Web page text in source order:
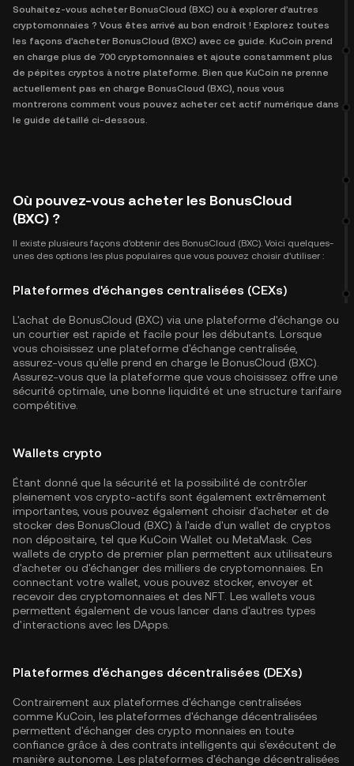
Souhaitez-vous acheter BonusCloud (BXC) ou à explorer d'autres
cryptomonnaies ? Vous êtes arrivé au bon endroit ! Explorez toutes
les façons d'acheter BonusCloud (BXC) avec ce guide. KuCoin prend
en charge plus de 700 cryptomonnaies et ajoute constamment plus
de pépites cryptos à notre plateforme. Bien que KuCoin ne prenne
actuellement pas en charge BonusCloud (BXC), nous vous
montrerons comment vous pouvez acheter cet actif numérique dans
le guide détaillé ci-dessous.
Où pouvez-vous acheter les BonusCloud
(BXC) ?
Il existe plusieurs façons d'obtenir des BonusCloud (BXC). Voici quelques-
unes des options les plus populaires que vous pouvez choisir d'utiliser :
Plateformes d'échanges centralisées (CEXs)
L'achat de BonusCloud (BXC) via une plateforme d'échange ou
un courtier est rapide et facile pour les débutants. Lorsque
vous choisissez une plateforme d'échange centralisée,
assurez-vous qu'elle prend en charge le BonusCloud (BXC).
Assurez-vous que la plateforme que vous choisissez offre une
sécurité optimale, une bonne liquidité et une structure tarifaire
compétitive.
Wallets crypto
Étant donné que la sécurité et la possibilité de contrôler
pleinement vos crypto-actifs sont également extrêmement
importantes, vous pouvez également choisir d'acheter et de
stocker des BonusCloud (BXC) à l'aide d'un wallet de cryptos
non dépositaire, tel que KuCoin Wallet ou MetaMask. Ces
wallets de crypto de premier plan permettent aux utilisateurs
d'acheter ou d'échanger des milliers de cryptomonnaies. En
connectant votre wallet, vous pouvez stocker, envoyer et
recevoir des cryptomonnaies et des NFT. Les wallets vous
permettent également de vous lancer dans d'autres types
d'interactions avec les DApps.
Plateformes d'échanges décentralisées (DEXs)
Contrairement aux plateformes d'échange centralisées
comme KuCoin, les plateformes d'échange décentralisées
permettent d'échanger des crypto monnaies en toute
confiance grâce à des contrats intelligents qui s'exécutent de
manière autonome. Les plateformes d'échange décentralisées